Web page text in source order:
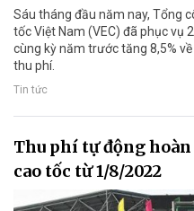
Sáu tháng đầu năm nay, Tổng
tốc Việt Nam (VEC) đã phục vụ
cùng kỳ năm trước tăng 8,5%
thu phí.
Tin tức
Thu phí tự động
cao tốc từ 1/8/2022